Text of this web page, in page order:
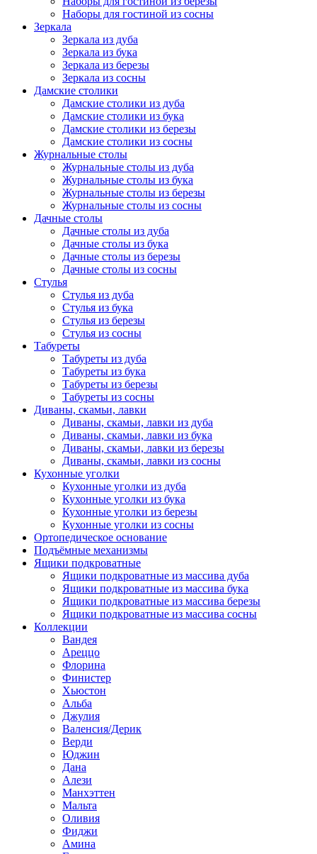
Наборы для гостиной из сосны
Зеркала
Зеркала из дуба
Зеркала из бука
Зеркала из березы
Зеркала из сосны
Дамские столики
Дамские столики из дуба
Дамские столики из бука
Дамские столики из березы
Дамские столики из сосны
Журнальные столы
Журнальные столы из дуба
Журнальные столы из бука
Журнальные столы из березы
Журнальные столы из сосны
Дачные столы
Дачные столы из дуба
Дачные столы из бука
Дачные столы из березы
Дачные столы из сосны
Стулья
Стулья из дуба
Стулья из бука
Стулья из березы
Стулья из сосны
Табуреты
Табуреты из дуба
Табуреты из бука
Табуреты из березы
Табуреты из сосны
Диваны, скамьи, лавки
Диваны, скамьи, лавки из дуба
Диваны, скамьи, лавки из бука
Диваны, скамьи, лавки из березы
Диваны, скамьи, лавки из сосны
Кухонные уголки
Кухонные уголки из дуба
Кухонные уголки из бука
Кухонные уголки из березы
Кухонные уголки из сосны
Ортопедическое основание
Подъёмные механизмы
Ящики подкроватные
Ящики подкроватные из массива дуба
Ящики подкроватные из массива бука
Ящики подкроватные из массива березы
Ящики подкроватные из массива сосны
Коллекции
Вандея
Ареццо
Флорина
Финистер
Хьюстон
Альба
Джулия
Валенсия/Дерик
Верди
Юджин
Дана
Алези
Манхэттен
Мальта
Оливия
Фиджи
Амина